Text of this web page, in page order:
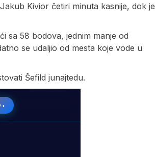
Kivior četiri minuta kasnije, dok je
sa 58 bodova, jednim manje od
se udaljio od mesta koje vode u
Šefild junajtedu.